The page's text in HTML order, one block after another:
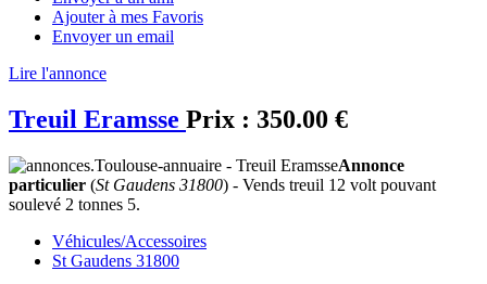
Ajouter à mes Favoris
Envoyer un email
Lire l'annonce
Treuil Eramsse Prix : 350.00 €
Annonce
particulier (St Gaudens 31800) - Vends treuil 12 volt pouvant
soulevé 2 tonnes 5.
Véhicules/Accessoires
St Gaudens 31800